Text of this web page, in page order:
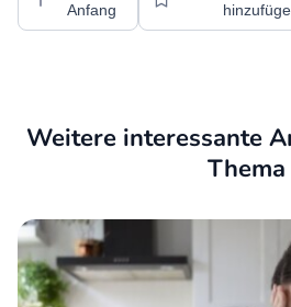
Anfang
Weitere interessante
Thema